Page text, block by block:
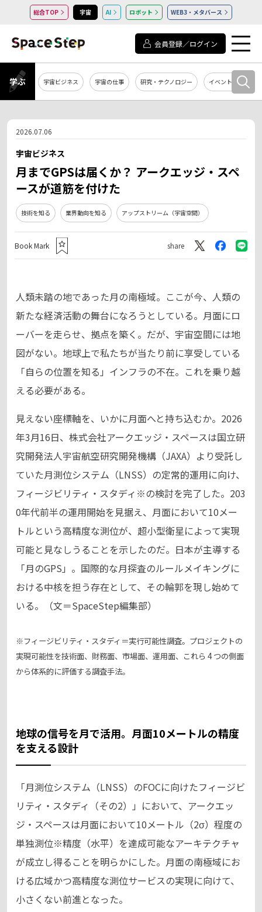
総合TOP 宇宙 AI ロボット WEB3・メタバース
会員登録／ログイン
学ぶ 宇宙ビジネス 宇宙の仕事 研究・テクノロジー イベント・セミナー
2026.07.06
宇宙ビジネス
月までGPSは届くか？ アークエッジ・スペ
ースが道筋を付けた
技術を知る 業界動向を知る アップストリーム（宇宙空間）
Book Mark share
人類未踏の地であった月の南極域。ここが今、人類の
新たな経済活動の舞台になろうとしている。月面にロ
ーバーを走らせ、拠点を築く。だが、宇宙空間には地
図がない。地球上で私たちが当たり前に享受している
「自らの位置を知る」インフラの不在。これを乗り越
える必要がある。
見えない座標軸を、いかに月面へと持ち込むか。2026
年3月16日、株式会社アークエッジ・スペースは国立研
究開発法人宇宙航空研究開発機構（JAXA）より受託し
ていた月測位システム（LNSS）の定常的運用に向け、
フィージビリティ・スタディ※の検討を完了した。203
0年代前半の運用開始を見据え、月面において10メー
トルという高精度な測位が、超小型衛星によって実現
可能と見なしうることを示したのだ。日本が主導する
「月のGPS」。国際的な月探査のルールメイキングに
おける中核を担う存在として、その輪郭を現し始めて
いる。（文＝SpaceStep編集部）
※フィージビリティ・スタディ＝実行可能性調査。プロジェクトの
実現可能性を技術面、財務面、市場面、運用面、これら 4 つの側面
から体系的に評価する調査手法。
地球の信号を月で活用。月面10メートルの精度
を支える設計
「月測位システム（LNSS）のFOCに向けたフィージビ
リティ・スタディ（その2）」において、アークエッ
ジ・スペースは月面において10メートル（2σ）程度の
単独測位※精度（水平）を達成可能なアーキテクチャ
が成立し得ることを明らかにした。月面の南極域にお
ける広域かつ高精度な測位サービスの実現に向けて、
小さくない前進となった。